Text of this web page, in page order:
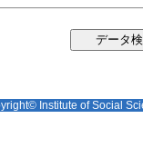
Institute of Social